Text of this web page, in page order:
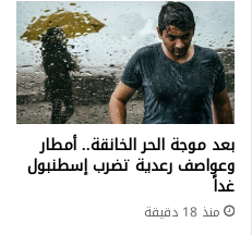
بعد موجة الحر الخانقة.. أمطار
وعواصف رعدية تضرب إسطنبول
غداً
منذ 18 دقيقة